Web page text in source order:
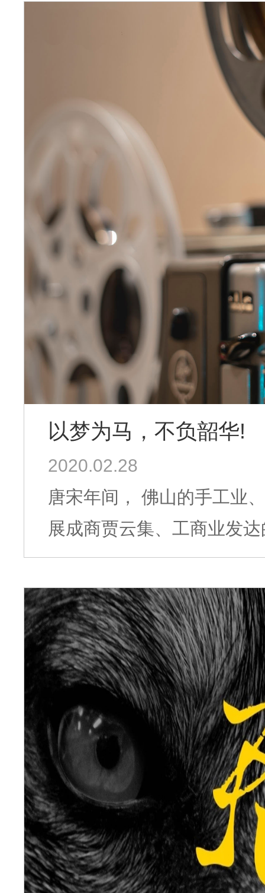
毒方式，保护家具和物品
几点参考建议和消毒杀菌
以梦为马，不负韶华!
2020.02.28
唐宋年间， 佛山的手工业
展成商贾云集、工商业发
扬海外，中国南狮在广东
誉。黄飞鸿门下弟子中不
洪拳，成为世界著名的功
坡、马来西亚、欧洲、美
独有历史文化不断发扬光
众多经典影视的美好记忆
而带动佛山影视产业的蓬